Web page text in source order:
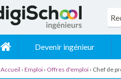
Devenir ingénieur
Accueil ›Emploi › Offres d'emploi › Chef de